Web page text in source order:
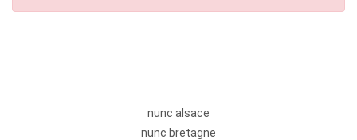
nunc alsace
nunc bretagne